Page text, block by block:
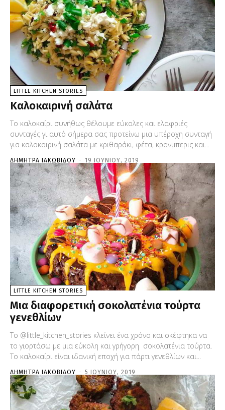
LITTLE KITCHEN STORIES
Καλοκαιρινή σαλάτα
Το καλοκαίρι συνήθως θέλουμε εύκολες και ελαφριές
συνταγές γι αυτό σήμερα σας προτείνω μια υπέροχη συνταγή
για καλοκαιρινή σαλάτα με κριθαράκι, φέτα, κρανμπερις και...
ΔΉΜΗΤΡΑ ΙΑΚΩΒΊΔΟΥ - 19 ΙΟΥΝΊΟΥ, 2019
LITTLE KITCHEN STORIES
Μια διαφορετική σοκολατένια τούρτα
γενεθλίων
Το @little_kitchen_stories κλείνει ένα χρόνο και σκέφτηκα να
το γιορτάσω με μια εύκολη και γρήγορη σοκολατένια τούρτα.
Το καλοκαίρι είναι ιδανική εποχή για πάρτι γενεθλίων και...
ΔΉΜΗΤΡΑ ΙΑΚΩΒΊΔΟΥ - 5 ΙΟΥΝΊΟΥ, 2019